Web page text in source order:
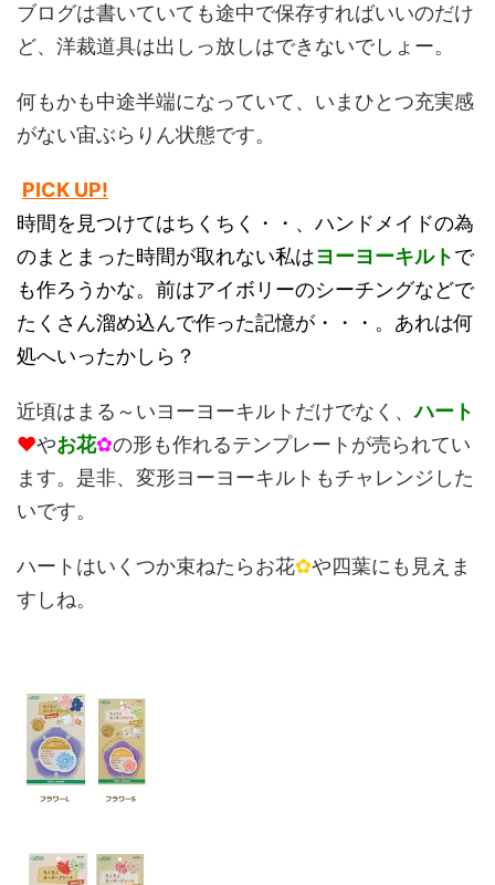
ブログは書いていても途中で保存すればいいのだけ
ど、洋裁道具は出しっ放しはできないでしょー。
何もかも中途半端になっていて、いまひとつ充実感
がない宙ぶらりん状態です。
PICK UP!
時間を見つけてはちくちく・・、ハンドメイドの為
のまとまった時間が取れない私はヨーヨーキルトで
も作ろうかな。前はアイボリーのシーチングなどで
たくさん溜め込んで作った記憶が・・・。あれは何
処へいったかしら？
近頃はまる～いヨーヨーキルトだけでなく、ハート
♥やお花✿の形も作れるテンプレートが売られてい
ます。是非、変形ヨーヨーキルトもチャレンジした
いです。
ハートはいくつか束ねたらお花✿や四葉にも見えま
すしね。